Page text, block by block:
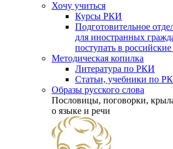
Хочу учиться
Курсы РКИ
Подготовительное
для иностранных
поступать в
Методическая копилка
Литература по РКИ
Статьи, учебники по
Образы русского слова
Пословицы, поговорки,
о языке и речи